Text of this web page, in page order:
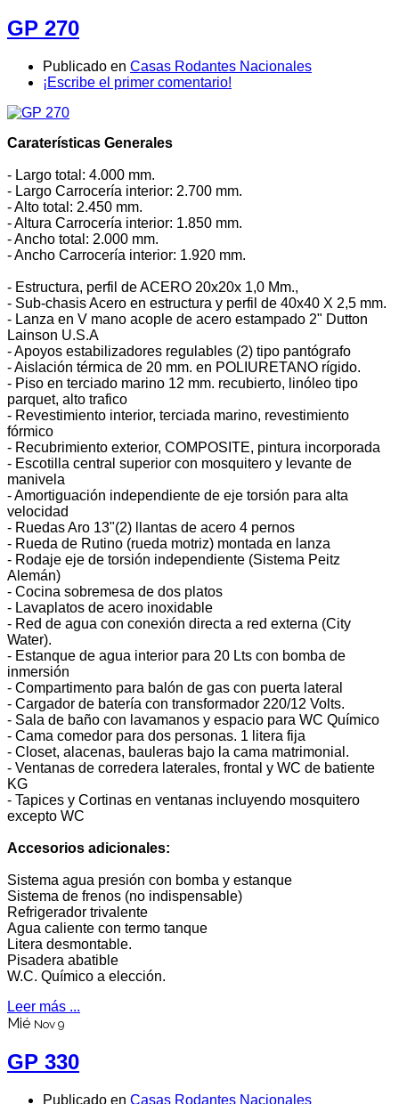
GP 270
Publicado en Casas Rodantes Nacionales
¡Escribe el primer comentario!
Caraterísticas Generales
- Largo total: 4.000 mm.
- Largo Carrocería interior: 2.700 mm.
- Alto total: 2.450 mm.
- Altura Carrocería interior: 1.850 mm.
- Ancho total: 2.000 mm.
- Ancho Carrocería interior: 1.920 mm.
- Estructura, perfil de ACERO 20x20x 1,0 Mm.,
- Sub-chasis Acero en estructura y perfil de 40x40 X 2,5 mm.
- Lanza en V mano acople de acero estampado 2" Dutton
Lainson U.S.A
- Apoyos estabilizadores regulables (2) tipo pantógrafo
- Aislación térmica de 20 mm. en POLIURETANO rígido.
- Piso en terciado marino 12 mm. recubierto, linóleo tipo
parquet, alto trafico
- Revestimiento interior, terciada marino, revestimiento
fórmico
- Recubrimiento exterior, COMPOSITE, pintura incorporada
- Escotilla central superior con mosquitero y levante de
manivela
- Amortiguación independiente de eje torsión para alta
velocidad
- Ruedas Aro 13"(2) llantas de acero 4 pernos
- Rueda de Rutino (rueda motriz) montada en lanza
- Rodaje eje de torsión independiente (Sistema Peitz
Alemán)
- Cocina sobremesa de dos platos
- Lavaplatos de acero inoxidable
- Red de agua con conexión directa a red externa (City
Water).
- Estanque de agua interior para 20 Lts con bomba de
inmersión
- Compartimento para balón de gas con puerta lateral
- Cargador de batería con transformador 220/12 Volts.
- Sala de baño con lavamanos y espacio para WC Químico
- Cama comedor para dos personas. 1 litera fija
- Closet, alacenas, bauleras bajo la cama matrimonial.
- Ventanas de corredera laterales, frontal y WC de batiente
KG
- Tapices y Cortinas en ventanas incluyendo mosquitero
excepto WC
Accesorios adicionales:
Sistema agua presión con bomba y estanque
Sistema de frenos (no indispensable)
Refrigerador trivalente
Agua caliente con termo tanque
Litera desmontable.
Pisadera abatible
W.C. Químico a elección.
Leer más ...
Mié Nov 9
GP 330
Publicado en Casas Rodantes Nacionales